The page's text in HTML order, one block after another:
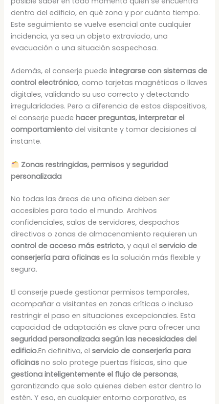
dentro del edificio, en qué zona y por cuánto tiempo.
Este seguimiento se vuelve esencial ante cualquier
incidencia, ya sea un objeto extraviado, una
evacuación o una situación sospechosa.
Además, el conserje puedeintegrarse con sistemas de
control electrónico, como tarjetas magnéticas o llaves
digitales, validando su uso correcto y detectando
irregularidades. Pero a diferencia de estos dispositivos,
el conserje puedehacer preguntas, interpretar el
comportamiento del visitante y tomar decisiones al
instante.
Zonas restringidas, permisos y seguridad
personalizada
No todas las áreas de una oficina deben ser
accesibles para todo el mundo. Archivos
confidenciales, salas de servidores, despachos
directivos o zonas de almacenamiento requieren un
control de acceso más estricto, y aquí elservicio de
conserjería para oficinas es la solución más flexible y
segura.
El conserje puede gestionar permisos temporales,
acompañar a visitantes en zonas críticas o incluso
restringir el paso en situaciones excepcionales. Esta
capacidad de adaptación es clave para ofrecer una
seguridad personalizada según las necesidades del
edificio.En definitiva, elservicio de conserjería para
oficinas no solo protege puertas físicas, sino que
gestiona inteligentemente el flujo de personas,
garantizando que solo quienes deben estar dentro lo
estén. Y eso, en cualquier entorno corporativo, es